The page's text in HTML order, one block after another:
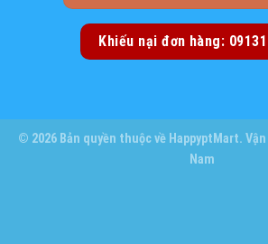
Khiếu nại đơn hàng:
© 2026 Bản quyền thuộc về HappyptMart.
Nam